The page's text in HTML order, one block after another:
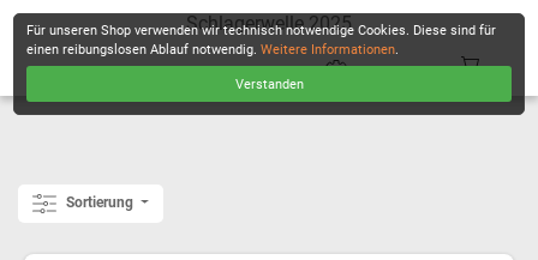
Schlagerwelle 2025
Sortierung
Für unseren Shop verwenden wir technisch notwendige Cookies. Diese sind für
einen reibungslosen Ablauf notwendig.Weitere Informationen.
Verstanden